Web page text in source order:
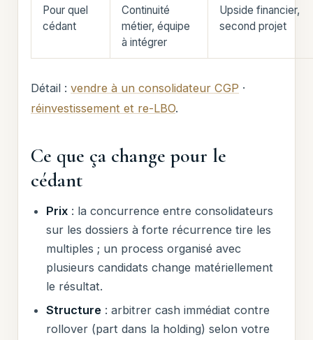
Pour quel
cédant
Continuité
métier, équipe
à intégrer
Upside financier,
second projet
Détail :vendre à un consolidateur CGP ·
réinvestissement et re-LBO.
Ce que ça change pour le
cédant
Prix: la concurrence entre consolidateurs
sur les dossiers à forte récurrence tire les
multiples ; un process organisé avec
plusieurs candidats change matériellement
le résultat.
Structure: arbitrer cash immédiat contre
rollover (part dans la holding) selon votre